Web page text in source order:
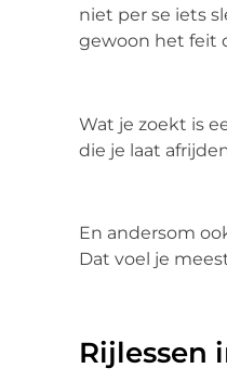
niet per se iets
gewoon het feit
Wat je zoekt is
die je laat
En andersom
Dat voel je
Rijlessen